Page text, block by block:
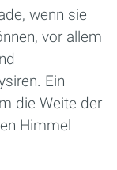
wenn sie
vor allem
Ein
die Weite der
Himmel